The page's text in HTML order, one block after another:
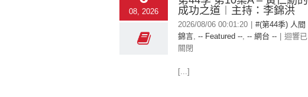
08, 2026
成功之道︱主持：李錦洪
2026/08/06 00:01:20
#(第44季) 人間
錦言, -- Featured --, -- 網台 --
迴響已
關閉
[...]